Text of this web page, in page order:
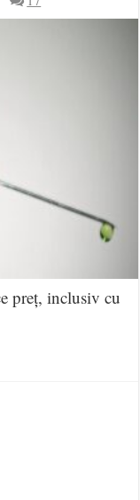
preț, inclusiv cu